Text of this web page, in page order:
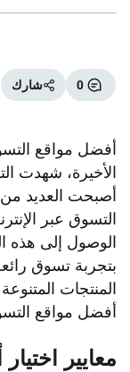
0 شارك
أفضل مواقع
الأخيرة، شهدت
أصبحت العديد من
التسوق عبر
الوصول إلى هذه
بتجربة تسوق
المنتجات
أفضل مواقع
معايير